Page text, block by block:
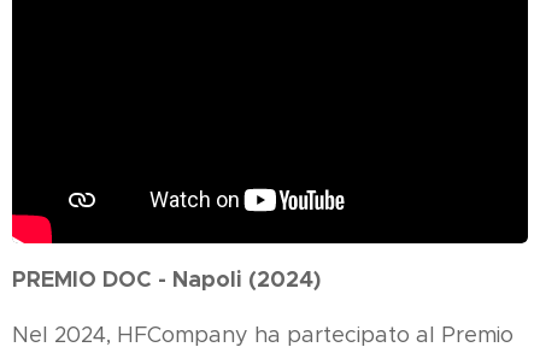
PREMIO DOC - Napoli (2024)
Nel 2024, HFCompany ha partecipato al Premio